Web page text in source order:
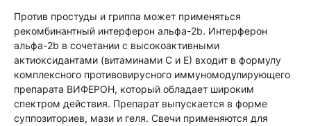
Против простуды и гриппа может применяться
рекомбинантный интерферон альфа-2b. Интерферон
альфа-2b в сочетании с высокоактивными
актиоксидантами (витаминами С и Е) входит в формулу
комплексного противовирусного иммуномодулирующего
препарата ВИФЕРОН, который обладает широким
спектром действия. Препарат выпускается в форме
суппозиториев, мази и геля. Свечи применяются для